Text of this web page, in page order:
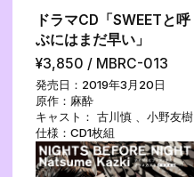
ドラマCD「SWEETと呼
ぶにはまだ早い」
¥3,850 / MBRC-013
発売日：2019年3月20日
原作：麻酔
キャスト： 古川慎 、小野友樹
仕様：CD1枚組